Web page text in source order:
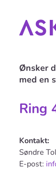
Ønsker
med en
Ring
Kontakt:
Søndre
E-post: